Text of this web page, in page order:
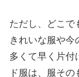
ただし、どこで
きれいな服や今
多くて早く片付
ド服は、服そ